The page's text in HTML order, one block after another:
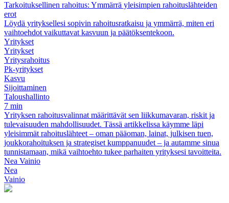
Tarkoituksellinen rahoitus: Ymmärrä yleisimpien rahoituslähteiden
erot
Löydä yrityksellesi sopivin rahoitusratkaisu ja ymmärrä, miten eri
vaihtoehdot vaikuttavat kasvuun ja päätöksentekoon.
Yritykset
Yritykset
Yritysrahoitus
Pk-yritykset
Kasvu
Sijoittaminen
Taloushallinto
7 min
Yrityksen rahoitusvalinnat määrittävät sen liikkumavaran, riskit ja
tulevaisuuden mahdollisuudet. Tässä artikkelissa käymme läpi
yleisimmät rahoituslähteet – oman pääoman, lainat, julkisen tuen,
joukkorahoituksen ja strategiset kumppanuudet – ja autamme sinua
tunnistamaan, mikä vaihtoehto tukee parhaiten yrityksesi tavoitteita.
Nea Vainio
Nea
Vainio